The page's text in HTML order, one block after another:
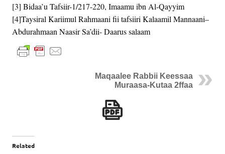
[3] Bidaa’u Tafsiir-1/217-220, Imaamu ibn Al-Qayyim
[4]Taysiral Kariimul Rahmaani fii tafsiiri Kalaamil Mannaani–
Abdurahmaan Naasir Sa’dii- Daarus salaam
Maqaalee Rabbii Keessaa
Muraasa-Kutaa 2ffaa
Related